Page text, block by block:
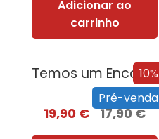
Adicionar ao
carrinho
10%
Pré-venda
Temos um Encontro (Outra Vez) – Edição com EDGES
19,90€ 17,90€